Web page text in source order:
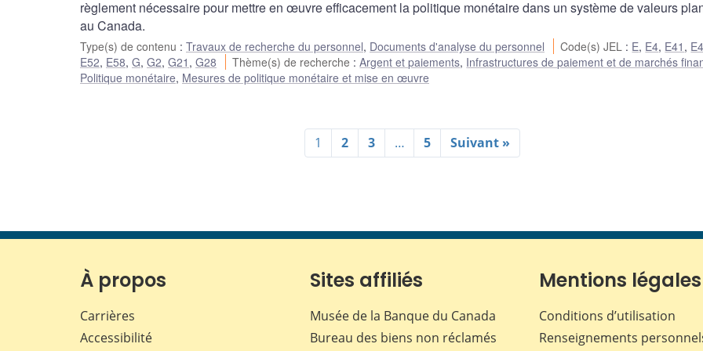
règlement nécessaire pour mettre en œuvre efficacement la politique monétaire dans un système de valeurs
au Canada.
Type(s) de contenu : Travaux de recherche du personnel, Documents d'analyse du personnel Code(s) JEL : E, E4, E41 ,
E52, E58, G, G2, G21 , G28 Thème(s) de recherche :Argent et paiements, Infrastructures de paiement et de marchés
Politique monétaire, Mesures de politique monétaire et mise en œuvre
1 2 3 … 5 Suivant »
À propos
Carrières
Accessibilité
Sites affiliés
Musée de la Banque du Canada
Bureau des biens non réclamés
Mentions légales
Conditions d’utilisation
Renseignements